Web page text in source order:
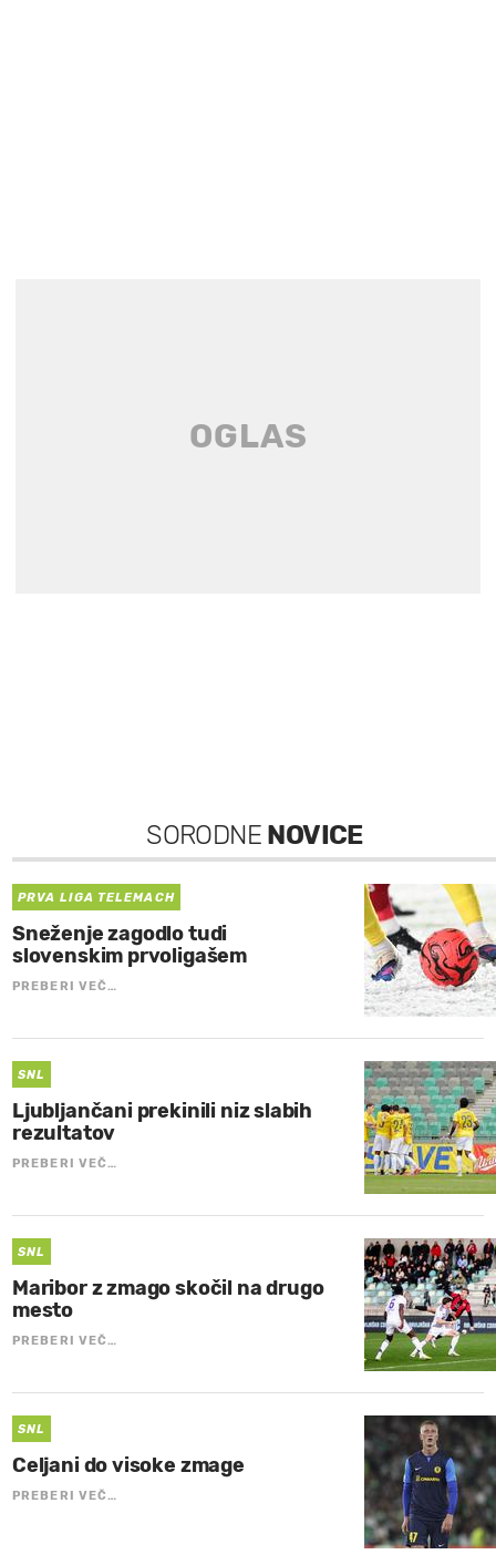
SORODNE NOVICE
PRVA LIGA TELEMACH
Sneženje zagodlo tudi
slovenskim prvoligašem
PREBERI VEČ…
SNL
Ljubljančani prekinili niz slabih
rezultatov
PREBERI VEČ…
SNL
Maribor z zmago skočil na drugo
mesto
PREBERI VEČ…
SNL
Celjani do visoke zmage
PREBERI VEČ…